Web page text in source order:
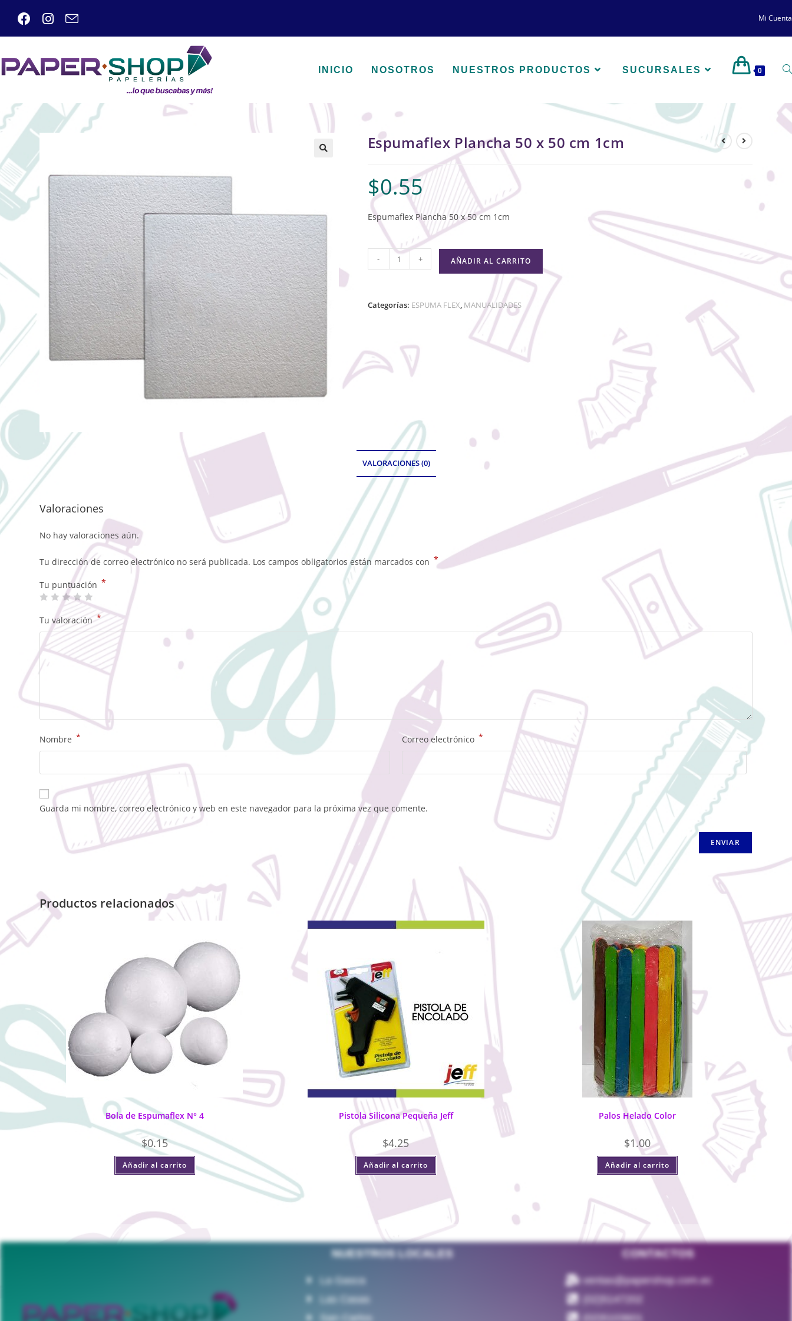
Mi Cuenta
INICIO NOSOTROS NUESTROS PRODUCTOS SUCURSALES 0
Espumaflex Plancha 50 x 50 cm 1cm
$0.55
Espumaflex Plancha 50 x 50 cm 1cm
- + AÑADIR AL CARRITO
Categorías: ESPUMA FLEX, MANUALIDADES
VALORACIONES (0)
Valoraciones
No hay valoraciones aún.
Tu dirección de correo electrónico no será publicada. Los campos obligatorios están marcados con *
Tu puntuación *
Tu valoración*
Nombre * Correo electrónico *
Guarda mi nombre, correo electrónico y web en este navegador para la próxima vez que comente.
Productos relacionados
Bola de Espumaflex N° 4
$0.15
Añadir al carrito
Pistola Silicona Pequeña Jeff
$4.25
Añadir al carrito
Palos Helado Color
$1.00
Añadir al carrito
NUESTROS LOCALES
La Gasca
Las Casas
San Carlos
CONTACTOS
ventas@papershop.com.ec
(02)5147202
(02)5103601